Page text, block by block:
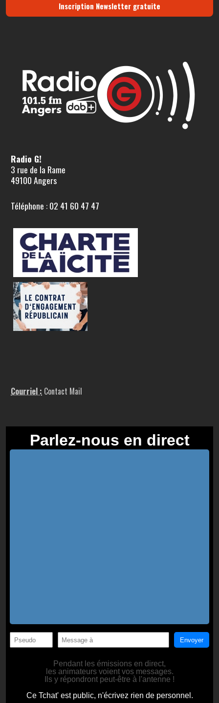
Inscription Newsletter gratuite
Radio G!
3 rue de la Rame
49100 Angers
Téléphone : 02 41 60 47 47
Courriel : Contact Mail